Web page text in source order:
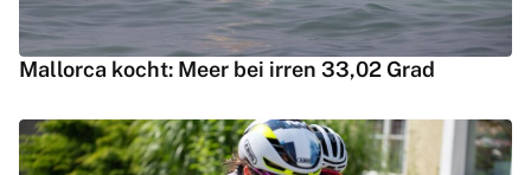
Mallorca kocht: Meer bei irren 33,02 Grad